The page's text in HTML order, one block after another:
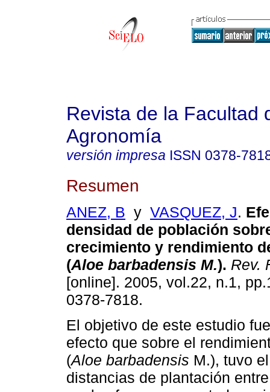
Revista de la Facultad
Agronomía
versión impresa ISSN 0378-
Resumen
ANEZ, B y VASQUEZ, J.
densidad de población
crecimiento y rendimiento
(Aloe barbadensis M.). Rev.
[online]. 2005, vol.22, n.1,
0378-7818.
El objetivo de este estudio
efecto que sobre el
(Aloe barbadensis M.), tuvo
distancias de plantación